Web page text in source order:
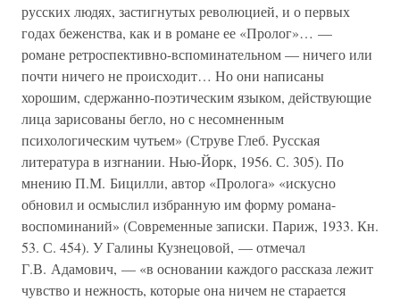
русских людях, застигнутых революцией, и о первых
годах беженства, как и в романе ее «Пролог»… —
романе ретроспективно-вспоминательном — ничего или
почти ничего не происходит… Но они написаны
хорошим, сдержанно-поэтическим языком, действующие
лица зарисованы бегло, но с несомненным
психологическим чутьем» (Струве Глеб. Русская
литература в изгнании. Нью-Йорк, 1956. С. 305). По
мнению П.М. Бицилли, автор «Пролога» «искусно
обновил и осмыслил избранную им форму романа-
воспоминаний» (Современные записки. Париж, 1933. Кн.
53. С. 454). У Галины Кузнецовой, — отмечал
Г.В. Адамович, — «в основании каждого рассказа лежит
чувство и нежность, которые она ничем не старается